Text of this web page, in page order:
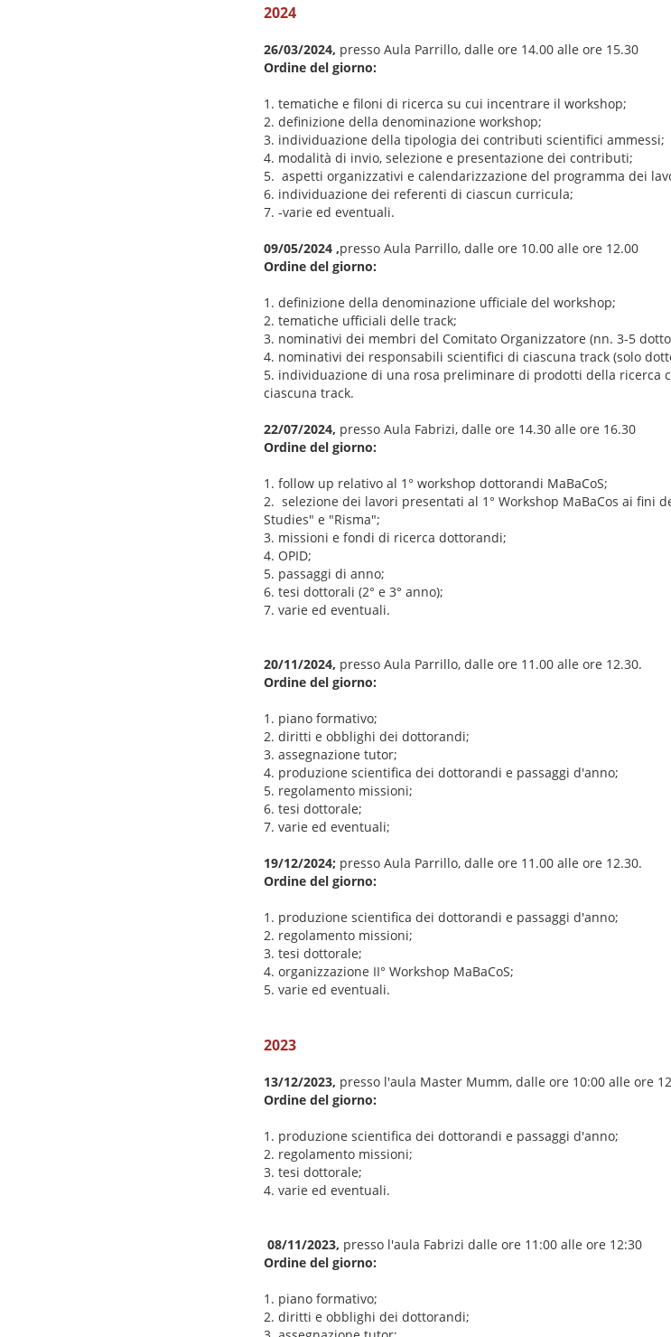
2024
26/03/2024, presso Aula Parrillo, dalle ore 14.00 alle ore 15.30
Ordine del giorno:
1. tematiche e filoni di ricerca su cui incentrare il workshop;
2. definizione della denominazione workshop;
3. individuazione della tipologia dei contributi scientifici ammessi;
4. modalità di invio, selezione e presentazione dei contributi;
5. aspetti organizzativi e calendarizzazione del programma dei
6. individuazione dei referenti di ciascun curricula;
7. -varie ed eventuali.
09/05/2024 ,presso Aula Parrillo, dalle ore 10.00 alle ore 12.00
Ordine del giorno:
1. definizione della denominazione ufficiale del workshop;
2. tematiche ufficiali delle track;
3. nominativi dei membri del Comitato Organizzatore (nn. 3-5
4. nominativi dei responsabili scientifici di ciascuna track (solo
5. individuazione di una rosa preliminare di prodotti della ricerca
ciascuna track.
22/07/2024, presso Aula Fabrizi, dalle ore 14.30 alle ore 16.30
Ordine del giorno:
1. follow up relativo al 1° workshop dottorandi MaBaCoS;
2. selezione dei lavori presentati al 1° Workshop MaBaCos ai fini
Studies" e "Risma";
3. missioni e fondi di ricerca dottorandi;
4. OPID;
5. passaggi di anno;
6. tesi dottorali (2° e 3° anno);
7. varie ed eventuali.
20/11/2024, presso Aula Parrillo, dalle ore 11.00 alle ore 12.30.
Ordine del giorno:
1. piano formativo;
2. diritti e obblighi dei dottorandi;
3. assegnazione tutor;
4. produzione scientifica dei dottorandi e passaggi d'anno;
5. regolamento missioni;
6. tesi dottorale;
7. varie ed eventuali;
19/12/2024; presso Aula Parrillo, dalle ore 11.00 alle ore 12.30.
Ordine del giorno:
1. produzione scientifica dei dottorandi e passaggi d'anno;
2. regolamento missioni;
3. tesi dottorale;
4. organizzazione II° Workshop MaBaCoS;
5. varie ed eventuali.
2023
13/12/2023, presso l'aula Master Mumm, dalle ore 10:00 alle ore
Ordine del giorno:
1. produzione scientifica dei dottorandi e passaggi d'anno;
2. regolamento missioni;
3. tesi dottorale;
4. varie ed eventuali.
08/11/2023, presso l'aula Fabrizi dalle ore 11:00 alle ore 12:30
Ordine del giorno:
1. piano formativo;
2. diritti e obblighi dei dottorandi;